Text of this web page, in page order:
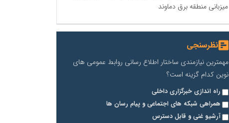
میزبانی منطقه برق دماوند
نظرسنجی
مهمترین نیازمندی ساختار اطلاع رسانی روابط عمومی های
نوین کدام گزینه است؟
راه اندازی خبرگزاری داخلی
همراهی شبکه های اجتماعی و پیام رسان ها
آرشیو غنی و قابل دسترس